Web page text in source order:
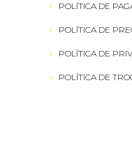
POLÍTICA DE
POLÍTICA DE
POLÍTICA DE
POLÍTICA DE